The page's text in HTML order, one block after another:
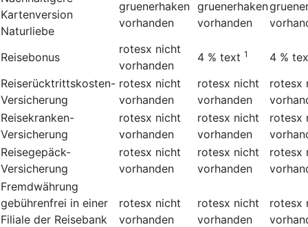
Kartenversion
Naturliebe
gruenerhaken
vorhanden
gruenerhaken
vorhanden
Reisebonus
rotesx nicht
vorhanden
4 % text 1 4 %
Reiserücktrittskosten-
Versicherung
rotesx nicht
vorhanden
rotesx nicht
vorhanden
rotesx
Reisekranken-
Versicherung
rotesx nicht
vorhanden
rotesx nicht
vorhanden
rotesx
Reisegepäck-
Versicherung
rotesx nicht
vorhanden
rotesx nicht
vorhanden
rotesx
Fremdwährung
gebührenfrei in einer
Filiale der Reisebank
rotesx nicht
vorhanden
rotesx nicht
vorhanden
rotesx